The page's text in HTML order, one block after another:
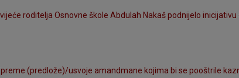
roditelja Osnovne škole Abdulah Nakaš podnijelo
(predlože)/usvoje amandmane kojima bi se pooštrile